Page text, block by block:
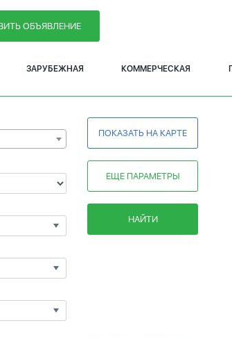
ОБЪЯВЛЕНИЕ
ЗАРУБЕЖНАЯ КОММЕРЧЕСКАЯ
ПОКАЗАТЬ НА КАРТЕ
ЕЩЕ ПАРАМЕТРЫ
НАЙТИ